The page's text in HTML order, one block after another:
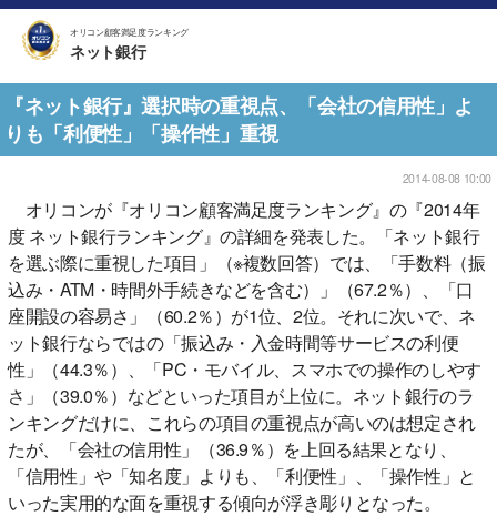
オリコン顧客満足度ランキング
ネット銀行
『ネット銀行』選択時の重視点、「会社の信用性」よ
りも「利便性」「操作性」重視
2014-08-08 10:00
オリコンが『オリコン顧客満足度ランキング』の『2014年
度 ネット銀行ランキング』の詳細を発表した。「ネット銀行
を選ぶ際に重視した項目」（※複数回答）では、「手数料（振
込み・ATM・時間外手続きなどを含む）」（67.2％）、「口
座開設の容易さ」（60.2％）が1位、2位。それに次いで、ネ
ット銀行ならではの「振込み・入金時間等サービスの利便
性」（44.3％）、「PC・モバイル、スマホでの操作のしやす
さ」（39.0％）などといった項目が上位に。ネット銀行のラ
ンキングだけに、これらの項目の重視点が高いのは想定され
たが、「会社の信用性」（36.9％）を上回る結果となり、
「信用性」や「知名度」よりも、「利便性」、「操作性」と
いった実用的な面を重視する傾向が浮き彫りとなった。